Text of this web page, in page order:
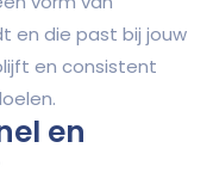
en die past bij jouw
en consistent
en